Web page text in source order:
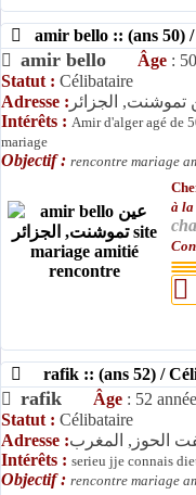
amir bello :: (ans 50)
amir bello Âge :
Statut : Célibataire
Adresse : تموشنت, الجزائر
Intérêts : Amir d'alger agé de
mariage
Objectif : rencontre mariage
à la
rafik :: (ans 52) /
rafik Âge : 52
Statut : Célibataire
Adresse :الحوز, المغرب
Intérêts : serieu jje connais
Objectif : rencontre mariage